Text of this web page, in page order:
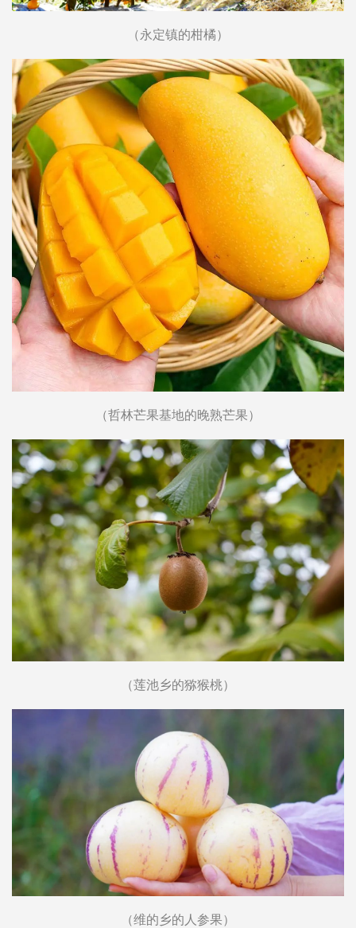
（永定镇的柑橘）
（哲林芒果基地的晚熟芒果）
（莲池乡的猕猴桃）
（维的乡的人参果）